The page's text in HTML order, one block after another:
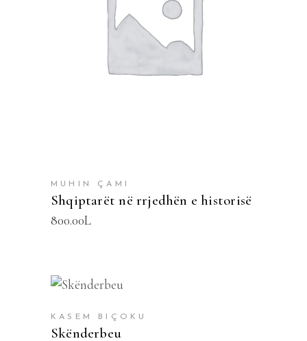
SHTOJE NË SHPORTË
MUHIN ÇAMI
Shqiptarët në rrjedhën e historisë
800.00L
KASEM BIÇOKU
Skënderbeu